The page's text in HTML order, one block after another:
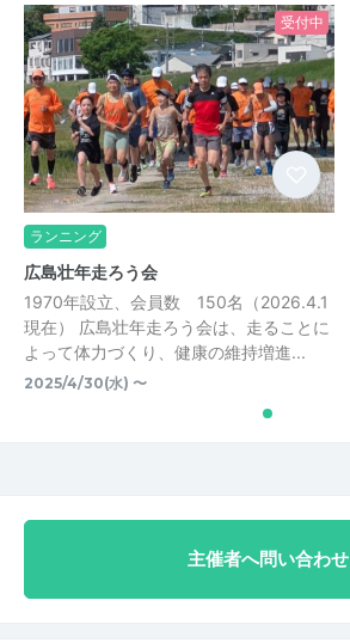
受付中
ランニング
広島壮年走ろう会
1970年設立、会員数 150名（2026.4.1
現在） 広島壮年走ろう会は、走ることに
よって体力づくり、健康の維持増進...
2025/4/30(水) 〜
主催者へ問い合わせ